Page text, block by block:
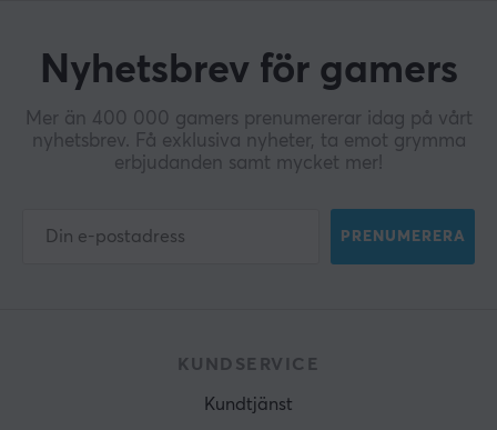
Nyhetsbrev för gamers
Mer än 400 000 gamers prenumererar idag på vårt
nyhetsbrev. Få exklusiva nyheter, ta emot grymma
erbjudanden samt mycket mer!
PRENUMERERA
KUNDSERVICE
Kundtjänst